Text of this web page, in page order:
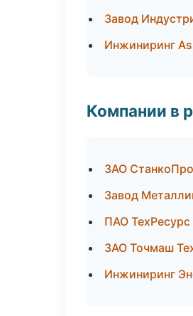
Завод
Инжиниринг
Компании в
ЗАО
Завод
ПАО
ЗАО Точмаш
Инжиниринг